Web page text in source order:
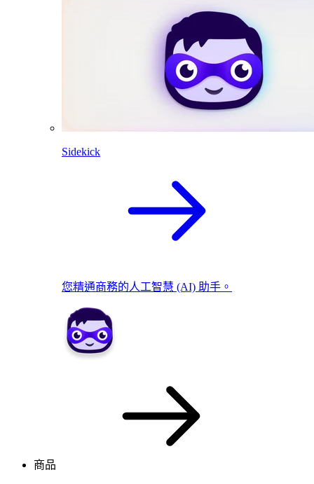
Sidekick
您精通商務的人工智慧 (AI) 助手。
商品